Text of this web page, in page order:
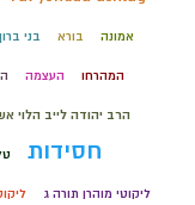
אמונה בורא בני
המהרחו העצמה
הרב יהודה לייב הלוי
חסידות
ליקוטי מוהרן תורה ג